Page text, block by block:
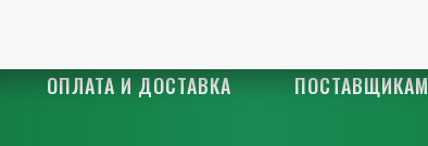
ОПЛАТА И ДОСТАВКА ПОСТАВЩИКАМ